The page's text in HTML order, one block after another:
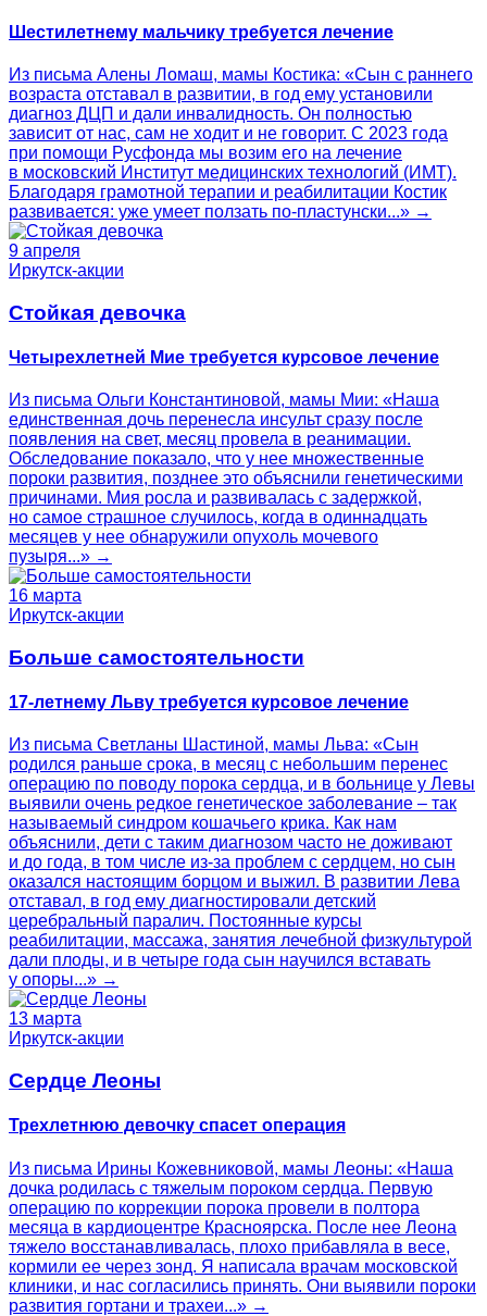
Шестилетнему мальчику требуется лечение
Из письма Алены Ломаш, мамы Костика: «Сын с раннего
возраста отставал в развитии, в год ему установили
диагноз ДЦП и дали инвалидность. Он полностью
зависит от нас, сам не ходит и не говорит. С 2023 года
при помощи Русфонда мы возим его на лечение
в московский Институт медицинских технологий (ИМТ).
Благодаря грамотной терапии и реабилитации Костик
развивается: уже умеет ползать по-пластунски...» →
9 апреля
Иркутск-акции
Стойкая девочка
Четырехлетней Мие требуется курсовое лечение
Из письма Ольги Константиновой, мамы Мии: «Наша
единственная дочь перенесла инсульт сразу после
появления на свет, месяц провела в реанимации.
Обследование показало, что у нее множественные
пороки развития, позднее это объяснили генетическими
причинами. Мия росла и развивалась с задержкой,
но самое страшное случилось, когда в одиннадцать
месяцев у нее обнаружили опухоль мочевого
пузыря...» →
16 марта
Иркутск-акции
Больше самостоятельности
17-летнему Льву требуется курсовое лечение
Из письма Светланы Шастиной, мамы Льва: «Сын
родился раньше срока, в месяц с небольшим перенес
операцию по поводу порока сердца, и в больнице у Левы
выявили очень редкое генетическое заболевание – так
называемый синдром кошачьего крика. Как нам
объяснили, дети с таким диагнозом часто не доживают
и до года, в том числе из-за проблем с сердцем, но сын
оказался настоящим борцом и выжил. В развитии Лева
отставал, в год ему диагностировали детский
церебральный паралич. Постоянные курсы
реабилитации, массажа, занятия лечебной физкультурой
дали плоды, и в четыре года сын научился вставать
у опоры...» →
13 марта
Иркутск-акции
Сердце Леоны
Трехлетнюю девочку спасет операция
Из письма Ирины Кожевниковой, мамы Леоны: «Наша
дочка родилась с тяжелым пороком сердца. Первую
операцию по коррекции порока провели в полтора
месяца в кардиоцентре Красноярска. После нее Леона
тяжело восстанавливалась, плохо прибавляла в весе,
кормили ее через зонд. Я написала врачам московской
клиники, и нас согласились принять. Они выявили пороки
развития гортани и трахеи...» →